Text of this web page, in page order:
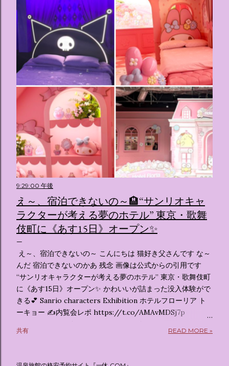
9:29:00 午後
え～、宿泊できないの～🏨“サンリオキャ
ラクターが考える夢のホテル” 東京・歌舞
伎町に《あす15日》オープン✨️
え～、宿泊できないの～ こんにちは 猫好き父さんです な～
んだ 宿泊できないのかあ 残念 画像は公式からの引用です
“サンリオキャラクターが考える夢のホテル” 東京・歌舞伎町
に《あす15日》オープン✨️ かわいいが詰まった没入体験がで
きる💕 Sanrio characters Exhibition ホテルフローリア ト
ーキョー ✍️内覧会レポ https://t.co/AMAvMDSj7p
pic.twitter.com/sKx7uXeXHW — オリコンニュース
(@oricon) July 14, 2026 ホテルフローリア トーキョー
共有 READ MORE »